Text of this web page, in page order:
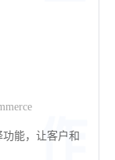
能，让客户和